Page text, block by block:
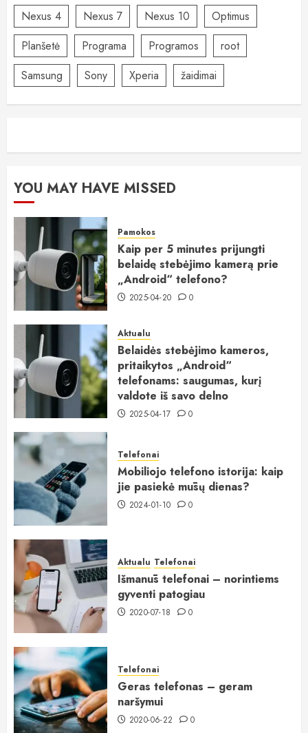
Nexus 4
Nexus 7 Nexus 10
Optimus
Planšetė
Programa Programos
root
Samsung
Sony Xperia žaidimai
YOU MAY HAVE MISSED
Pamokos
Kaip per 5 minutes prijungti
belaidę stebėjimo kamerą prie
„Android“ telefono?
2025-04-20 0
Aktualu
Belaidės stebėjimo kameros,
pritaikytos „Android“
telefonams: saugumas, kurį
valdote iš savo delno
2025-04-17 0
Telefonai
Mobiliojo telefono istorija: kaip
jie pasiekė mūsų dienas?
2024-01-10 0
Aktualu Telefonai
Išmanūs telefonai – norintiems
gyventi patogiau
2020-07-18 0
Telefonai
Geras telefonas – geram
naršymui
2020-06-22 0